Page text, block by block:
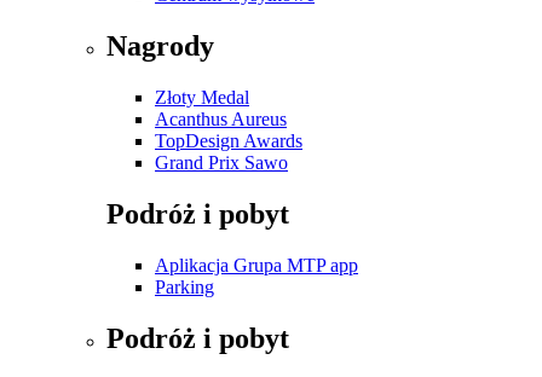
Nagrody
Złoty Medal
Acanthus Aureus
TopDesign Awards
Grand Prix Sawo
Podróż i pobyt
Aplikacja Grupa MTP app
Parking
Podróż i pobyt